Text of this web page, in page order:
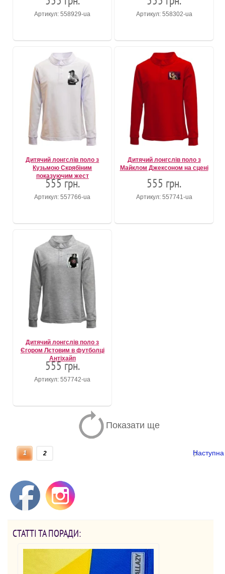
Артикул: 558929-ua Артикул: 558302-ua
Дитячий лонгслів поло з
Кузьмою Скрябіним
показуючим жест
555 грн.
Артикул: 557766-ua
Дитячий лонгслів поло з
Майклом Джексоном на сцені
555 грн.
Артикул: 557741-ua
Дитячий лонгслів поло з
Єгором Лєтовим в футболці
Антіхайп
555 грн.
Артикул: 557742-ua
Показати ще
1 2 Наступна
СТАТТІ ТА ПОРАДИ: